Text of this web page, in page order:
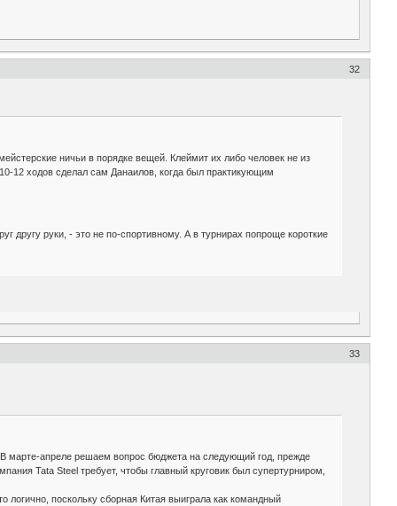
32
ничьи в порядке вещей. Клеймит их либо человек не из
12 ходов сделал сам Данаилов, когда был практикующим
другу руки, - это не по-спортивному. А в турнирах попроще короткие
33
марте-апреле решаем вопрос бюджета на следующий год, прежде
Tata Steel требует, чтобы главный круговик был супертурниром,
поскольку сборная Китая выиграла как командный